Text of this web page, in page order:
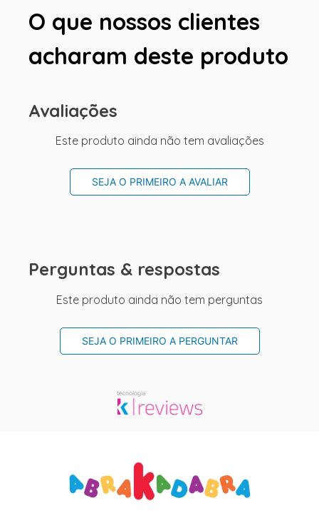
O que nossos clientes
acharam deste produto
Avaliações
Este produto ainda não tem avaliações
SEJA O PRIMEIRO A AVALIAR
Perguntas & respostas
Este produto ainda não tem perguntas
SEJA O PRIMEIRO A PERGUNTAR